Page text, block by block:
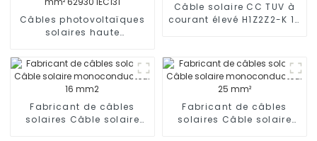
Câbles photovoltaïques
solaires haute
62930 IEC131
Câble solaire CC TUV à
courant élevé H1Z2Z2-K 16
Fabricant de câbles
solaires Câble solaire
Fabricant de câbles
solaires Câble solaire